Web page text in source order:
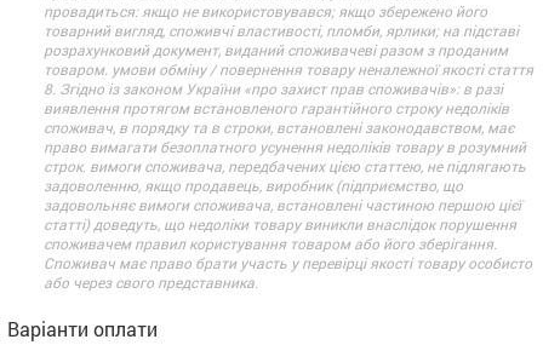
провадиться: якщо не використовувався; якщо збережено його
товарний вигляд, споживчі властивості, пломби, ярлики; на підставі
розрахунковий документ, виданий споживачеві разом з проданим
товаром. умови обміну / повернення товару неналежної якості стаття
8. Згідно із законом України «про захист прав споживачів»: в разі
виявлення протягом встановленого гарантійного строку недоліків
споживач, в порядку та в строки, встановлені законодавством, має
право вимагати безоплатного усунення недоліків товару в розумний
строк. вимоги споживача, передбачених цією статтею, не підлягають
задоволенню, якщо продавець, виробник (підприємство, що
задовольняє вимоги споживача, встановлені частиною першою цієї
статті) доведуть, що недоліки товару виникли внаслідок порушення
споживачем правил користування товаром або його зберігання.
Споживач має право брати участь у перевірці якості товару особисто
або через свого представника.
Варіанти оплати